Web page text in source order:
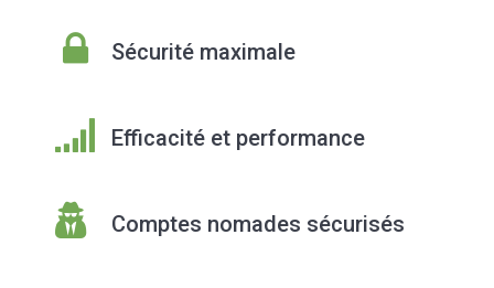
Sécurité maximale
Efficacité et performance
Comptes nomades sécurisés